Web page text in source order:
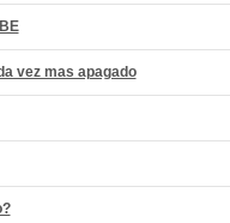
vez mas apagado